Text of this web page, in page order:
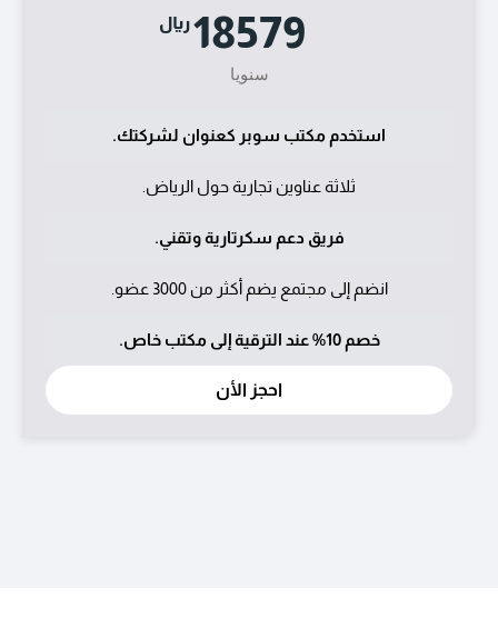
18579ريال
سنويا
استخدم مكتب سوبر كعنوان لشركتك.
ثلاثة عناوين تجارية حول الرياض.
فريق دعم سكرتارية وتقني.
انضم إلى مجتمع يضم أكثر من 3000 عضو.
خصم 10% عند الترقية إلى مكتب خاص.
احجز اﻷن